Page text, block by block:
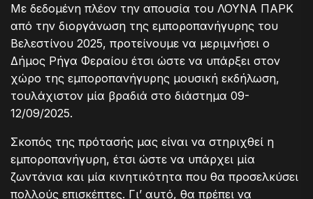
Με δεδομένη πλέον την απουσία του ΛΟΥΝΑ ΠΑΡΚ
από την διοργάνωση της εμποροπανήγυρης του
Βελεστίνου 2025, προτείνουμε να μεριμνήσει ο
Δήμος Ρήγα Φεραίου έτσι ώστε να υπάρξει στον
χώρο της εμποροπανήγυρης μουσική εκδήλωση,
τουλάχιστον μία βραδιά στο διάστημα 09-
12/09/2025.
Σκοπός της πρότασής μας είναι να στηριχθεί η
εμποροπανήγυρη, έτσι ώστε να υπάρχει μία
ζωντάνια και μία κινητικότητα που θα προσελκύσει
πολλούς επισκέπτες. Γι’ αυτό, θα πρέπει να